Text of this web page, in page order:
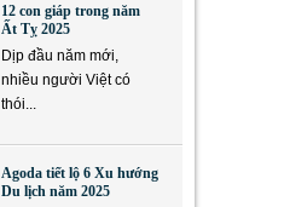
12 con giáp trong năm
Ất Tỵ 2025
Dịp đầu năm mới,
nhiều người Việt có
thói...
Agoda tiết lộ 6 Xu hướng
Du lịch năm 2025